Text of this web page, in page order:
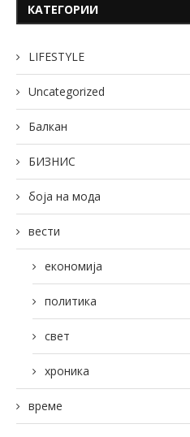
КАТЕГОРИИ
LIFESTYLE
Uncategorized
Балкан
БИЗНИС
боја на мода
вести
економија
политика
свет
хроника
време